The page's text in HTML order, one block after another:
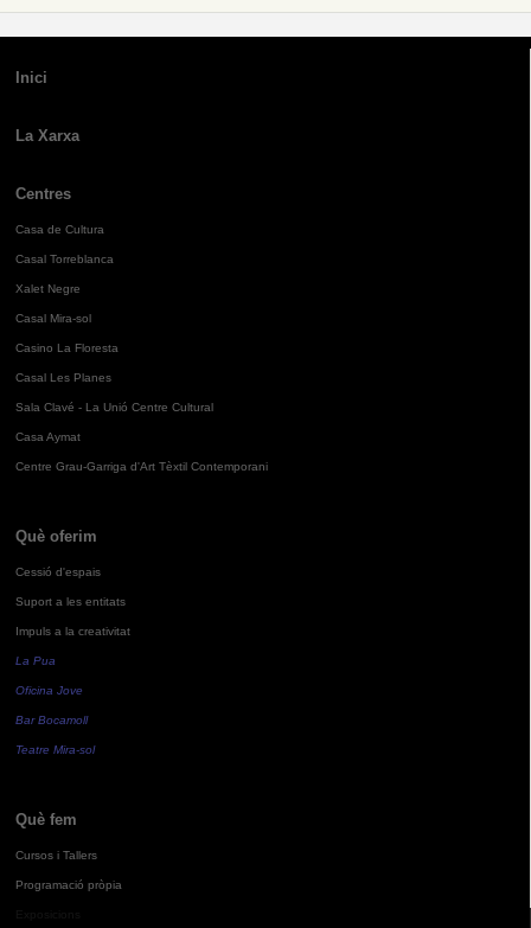
Inici
La Xarxa
Centres
Casa de Cultura
Casal Torreblanca
Xalet Negre
Casal Mira-sol
Casino La Floresta
Casal Les Planes
Sala Clavé - La Unió Centre Cultural
Casa Aymat
Centre Grau-Garriga d'Art Tèxtil Contemporani
Què oferim
Cessió d'espais
Suport a les entitats
Impuls a la creativitat
La Pua
Oficina Jove
Bar Bocamoll
Teatre Mira-sol
Què fem
Cursos i Tallers
Programació pròpia